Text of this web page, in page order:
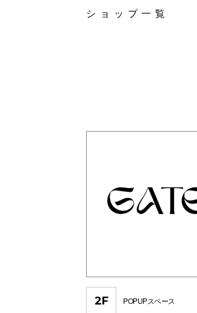
ショップ一覧
2F POPUPスペース